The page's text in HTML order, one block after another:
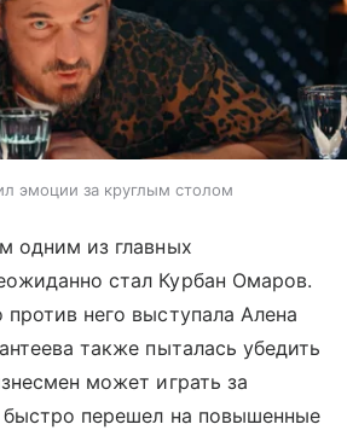
эмоции за круглым столом
одним из главных
стал Курбан Омаров.
него выступала Алена
также пыталась убедить
может играть за
перешел на повышенные